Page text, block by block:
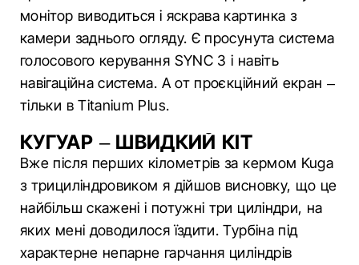
монітор виводиться і яскрава картинка з
камери заднього огляду. Є просунута система
голосового керування SYNC 3 і навіть
навігаційна система. А от проєкційний екран –
тільки в Titanium Plus.
КУГУАР – ШВИДКИЙ КІТ
Вже після перших кілометрів за кермом Kuga
з трициліндровиком я дійшов висновку, що це
найбільш скажені і потужні три циліндри, на
яких мені доводилося їздити. Турбіна під
характерне непарне гарчання циліндрів